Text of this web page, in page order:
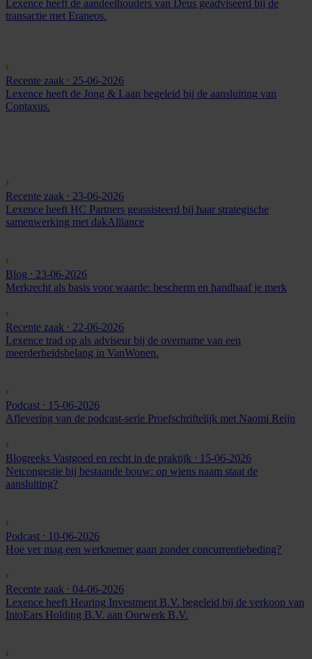
Lexence heeft de aandeelhouders van Deus geadviseerd bij de
transactie met Eraneos.
Recente zaak ⸱ 25-06-2026
Lexence heeft de Jong & Laan begeleid bij de aansluiting van
Contaxus.
Recente zaak ⸱ 23-06-2026
Lexence heeft HC Partners geassisteerd bij haar strategische
samenwerking met dakAlliance
Blog ⸱ 23-06-2026
Merkrecht als basis voor waarde: bescherm en handhaaf je merk
Recente zaak ⸱ 22-06-2026
Lexence trad op als adviseur bij de overname van een
meerderheidsbelang in VanWonen.
Podcast ⸱ 15-06-2026
Aflevering van de podcast-serie Proefschriftelijk met Naomi Reijn
Blogreeks Vastgoed en recht in de praktijk ⸱ 15-06-2026
Netcongestie bij bestaande bouw: op wiens naam staat de
aansluiting?
Podcast ⸱ 10-06-2026
Hoe ver mag een werknemer gaan zonder concurrentiebeding?
Recente zaak ⸱ 04-06-2026
Lexence heeft Hearing Investment B.V. begeleid bij de verkoop van
IntoEars Holding B.V. aan Oorwerk B.V.